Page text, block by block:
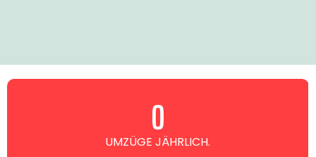
UMZÜGE JÄHRLICH.
0